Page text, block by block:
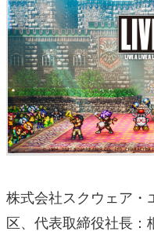
株式会社スクウェア・
区、代表取締役社長：